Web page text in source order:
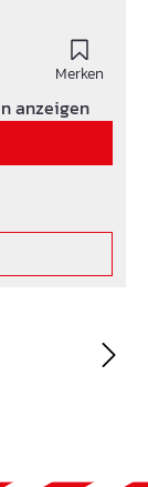
Merken
anzeigen